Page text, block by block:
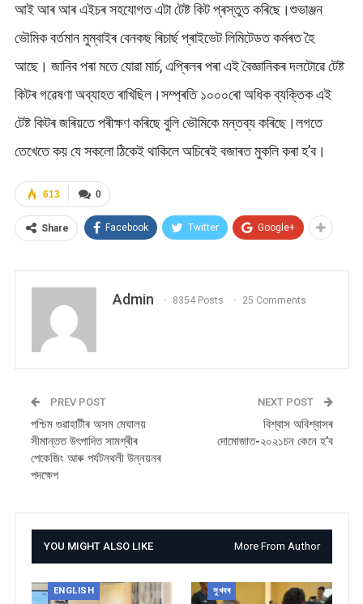
আই আৰ আৰ এইচৰ সহযোগত এটা টেষ্ট কিট প্ৰস্তুত কৰিছে।শুভাঞ্জন
ভৌমিক বৰ্তমান মুম্বাইৰ বেনকছ ৰিচাৰ্ছ প্ৰাইভেট লিমিটেডত কৰ্মৰত হৈ
আছে। জানিব পৰা মতে যোৱা মাৰ্চ, এপ্ৰিলৰ পৰা এই বৈজ্ঞানিকৰ দলটোৱে টেষ্ট
কিটৰ গৱেষণা অব্যাহত ৰাখিছিল।সম্প্ৰতি ১০০০ৰো অধিক ব্যক্তিক এই
টেষ্ট কিটৰ জৰিয়তে পৰীক্ষণ কৰিছে বুলি ভৌমিকে মন্তব্য কৰিছে।লগতে
তেখেতে কয় যে সকলো ঠিকেই থাকিলে অচিৰেই বজাৰত মুকলি কৰা হ’ব।
0
613
Share Facebook Twitter Google+
Admin 8354 Posts 25 Comments
PREV POST
পশ্চিম গুৱাহাটীৰ অসম মেঘালয়
সীমান্তত উৎপাদিত সামগ্ৰীৰ
পেকেজিং আৰু পৰ্যটনথলী উন্নয়নৰ
পদক্ষেপ
NEXT POST
বিশ্বাস অবিশ্বাসৰ
দোমোজাত-২০২১চন কেনে হ’ব
YOU MIGHT ALSO LIKE More From Author
ENGLISH সুখবৰ